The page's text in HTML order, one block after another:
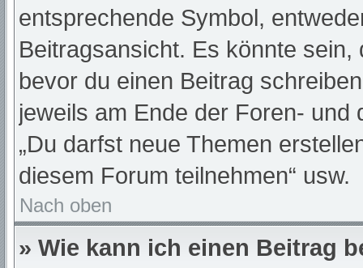
entsprechende Symbol,
Beitragsansicht. Es könnte
bevor du einen Beitrag
jeweils am Ende der Foren-
„Du darfst neue Themen
diesem Forum teilnehmen“ usw.
Nach oben
» Wie kann ich einen Beitrag